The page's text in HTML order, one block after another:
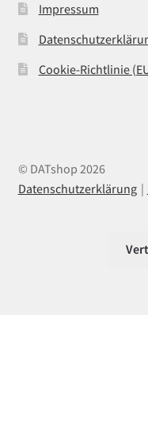
Impressum
Cookie-Richtlinie
© DATshop 2026
Datenschutzerklärung